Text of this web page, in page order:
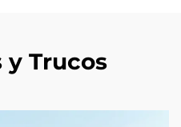
y Trucos